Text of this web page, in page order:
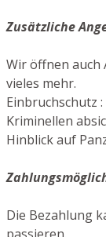
Zusätzliche
Wir öffnen
vieles mehr.
Einbruchschutz
Kriminellen
Hinblick auf
Die Bezahlung